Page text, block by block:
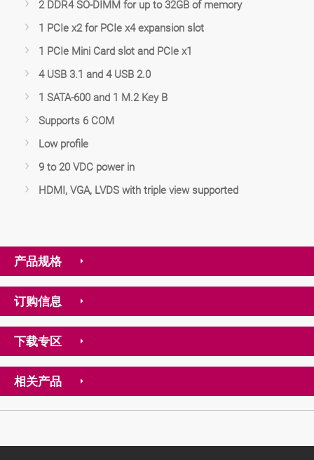
2 DDR4 SO-DIMM for up to 32GB of memory
1 PCIe x2 for PCIe x4 expansion slot
1 PCIe Mini Card slot and PCIe x1
4 USB 3.1 and 4 USB 2.0
1 SATA-600 and 1 M.2 Key B
Supports 6 COM
Low profile
9 to 20 VDC power in
HDMI, VGA, LVDS with triple view supported
产品规格
订购信息
下载专区
相关产品